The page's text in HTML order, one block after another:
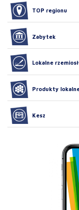
TOP regionu
Zabytek
Lokalne
Produkty
Kesz